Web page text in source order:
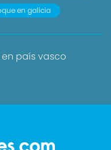
en galicia
país vasco